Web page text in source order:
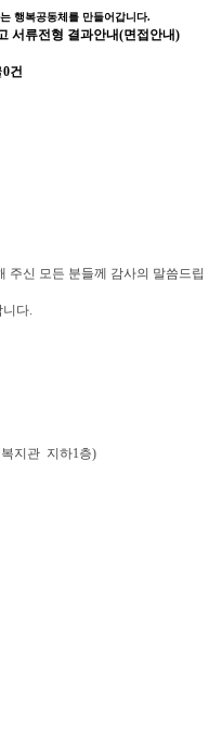
행복공동체를 만들어갑니다.
서류전형 결과안내(면접안내)
0건
주신 모든 분들께 감사의 말씀드립
다.
지관 지하1층)